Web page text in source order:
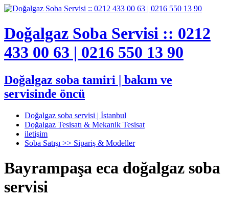
Doğalgaz Soba Servisi :: 0212
433 00 63 | 0216 550 13 90
Doğalgaz soba tamiri | bakım ve
servisinde öncü
Doğalgaz soba servisi | İstanbul
Doğalgaz Tesisatı & Mekanik Tesisat
iletişim
Soba Satışı >> Sipariş & Modeller
Bayrampaşa eca doğalgaz soba
servisi